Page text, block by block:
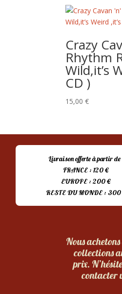
Crazy
Rhythm
Wild,it’s
CD )
15,00€
Livraison offerte à partir de
FRANCE : 120 €
EUROPE : 200 €
RESTE DU MONDE :
Nous
collections
prix.
contacter